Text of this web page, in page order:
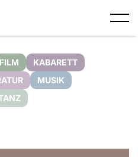
FILM
KABARETT
MUSIK